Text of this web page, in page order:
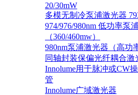
20/30mW
多模无制冷泵浦激光器
974/976/980nm 低功率泵
（360/460mw）
980nm泵浦激光器（高功
同轴封装保偏光纤耦合激
Innolume用于脉冲或CW
管
Innolume广域激光器